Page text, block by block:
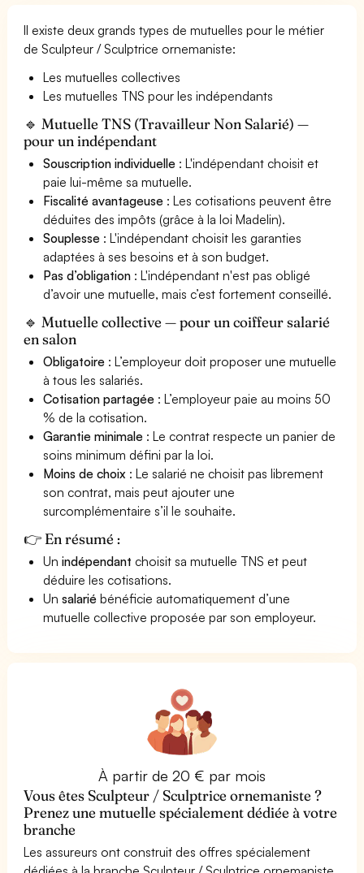
Il existe deux grands types de mutuelles pour le métier
de Sculpteur / Sculptrice ornemaniste:
Les mutuelles collectives
Les mutuelles TNS pour les indépendants
🔹 Mutuelle TNS (Travailleur Non Salarié) —
pour un indépendant
Souscription individuelle : L'indépendant choisit et
paie lui-même sa mutuelle.
Fiscalité avantageuse : Les cotisations peuvent être
déduites des impôts (grâce à la loi Madelin).
Souplesse : L'indépendant choisit les garanties
adaptées à ses besoins et à son budget.
Pas d’obligation : L'indépendant n'est pas obligé
d’avoir une mutuelle, mais c’est fortement conseillé.
🔹 Mutuelle collective — pour un coiffeur salarié
en salon
Obligatoire : L’employeur doit proposer une mutuelle
à tous les salariés.
Cotisation partagée : L’employeur paie au moins 50
% de la cotisation.
Garantie minimale : Le contrat respecte un panier de
soins minimum défini par la loi.
Moins de choix : Le salarié ne choisit pas librement
son contrat, mais peut ajouter une
surcomplémentaire s’il le souhaite.
👉 En résumé :
Unindépendant choisit sa mutuelle TNS et peut
déduire les cotisations.
Unsalarié bénéficie automatiquement d’une
mutuelle collective proposée par son employeur.
À partir de 20 € par mois
Vous êtes Sculpteur / Sculptrice ornemaniste ?
Prenez une mutuelle spécialement dédiée à votre
branche
Les assureurs ont construit des offres spécialement